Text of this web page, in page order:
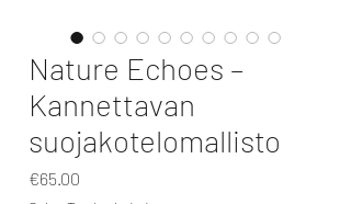
Nature Echoes –
Kannettavan
suojakotelomallisto
€65.00